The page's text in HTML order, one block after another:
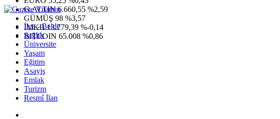
G.ALTIN6.660,55 %2,59
GÜMÜŞ 98 %3,57
IMKB13.779,39 %-0,14
BITCOIN 65.008 %0,86
İlçe - Belde
Sağlık
Üniversite
Yaşam
Eğitim
Asayiş
Emlak
Turizm
Resmî İlan